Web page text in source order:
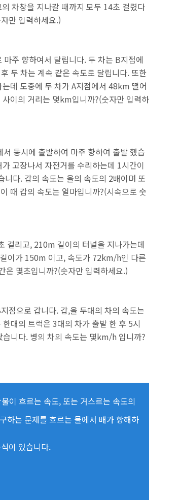
차창을 지나갈 때까지 모두 14초 걸렸다
만 입력하세요.)
주 향하여서 달립니다. 두 차는 B지점에
두 차는 계속 같은 속도로 달립니다. 또한
데 도중에 두 차가 A지점에서 48km 떨어
이의 거리는 몇km입니까?(숫자만 입력하
동시에 출발하여 마주 향하여 출발 했습
고장나서 자전거를 수리하는데 1시간이
다. 갑의 속도는 을의 속도의 2배이며 또
때 갑의 속도는 얼마입니까?(시속으로 숫
걸리고, 210m 길이의 터널을 지나가는데
이가 150m 이고, 속도가 72km/h인 다른
은 몇초입니까?(숫자만 입력하세요.)
점으로 갑니다. 갑,을 두대의 차의 속도는
대의 트럭은 3대의 차가 출발 한 후 5시
니다. 병의 차의 속도는 몇km/h 입니까?
이 흐르는 속도, 또는 거스르는 속도의
하는 문제를 흐르는 물에서 배가 항해하
이 있습니다.